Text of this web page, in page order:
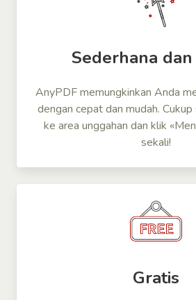
Sederhana
AnyPDF memungkinkan Anda
dengan cepat dan mudah.
ke area unggahan dan klik
sekali!
Gratis